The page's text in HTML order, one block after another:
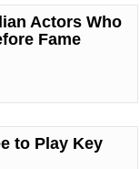
Actors Who
Fame
to Play Key